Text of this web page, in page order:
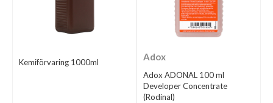
Kemiförvaring 1000ml Adox
Adox ADONAL 100 ml
Developer Concentrate
(Rodinal)